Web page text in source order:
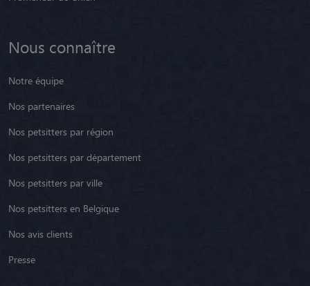
Nous connaître
Notre équipe
Nos partenaires
Nos petsitters par région
Nos petsitters par département
Nos petsitters par ville
Nos petsitters en Belgique
Nos avis clients
Presse